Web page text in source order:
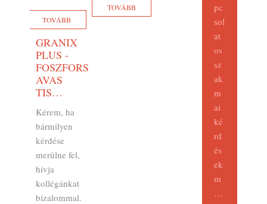
TOVÁBB
TOVÁBB
GRANIX
PLUS -
FOSZFORS
AVAS
TIS…
Kérem, ha
bármilyen
kérdése
merülne fel,
hívja
kollégánkat
bizalommal.
pc
sol
at
os
sz
ak
m
ai
ké
rd
és
ek
m
…